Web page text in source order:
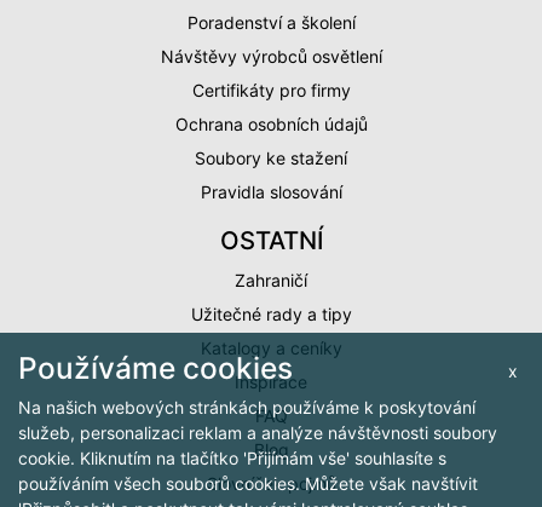
Poradenství a školení
Návštěvy výrobců osvětlení
Certifikáty pro firmy
Ochrana osobních údajů
Soubory ke stažení
Pravidla slosování
OSTATNÍ
Zahraničí
Užitečné rady a tipy
Katalogy a ceníky
Inspirace
FAQ
Blog
Slovníček pojmů
x
Používáme cookies
Na našich webových stránkách používáme k poskytování
služeb, personalizaci reklam a analýze návštěvnosti soubory
cookie. Kliknutím na tlačítko 'Přijímám vše' souhlasíte s
používáním všech souborů cookies. Můžete však navštívit